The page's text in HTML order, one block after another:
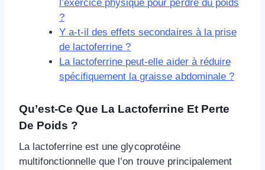
l’exercice physique pour perdre du poids
?
Y a-t-il des effets secondaires à la prise
de lactoferrine ?
La lactoferrine peut-elle aider à réduire
spécifiquement la graisse abdominale ?
Qu’est-Ce Que La Lactoferrine Et Perte
De Poids ?
La lactoferrine est une glycoprotéine
multifonctionnelle que l’on trouve principalement